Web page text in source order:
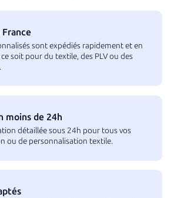
France
sont expédiés rapidement et en
soit pour du textile, des PLV ou des
moins de 24h
détaillée sous 24h pour tous vos
ou de personnalisation textile.